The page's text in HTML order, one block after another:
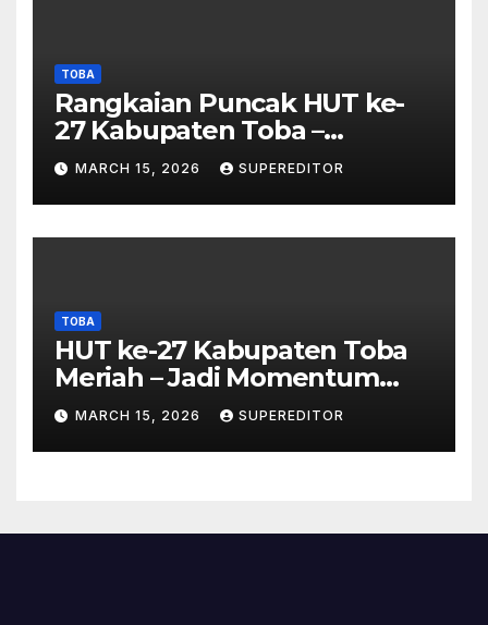
TOBA
Rangkaian Puncak HUT ke-
27 Kabupaten Toba –
Panjatkan Doa Untuk
Kesejahteraan
MARCH 15, 2026 SUPEREDITOR
TOBA
HUT ke-27 Kabupaten Toba
Meriah – Jadi Momentum
Perkuat Sinergi
Pembangunan Kawasan
Danau Toba
MARCH 15, 2026 SUPEREDITOR